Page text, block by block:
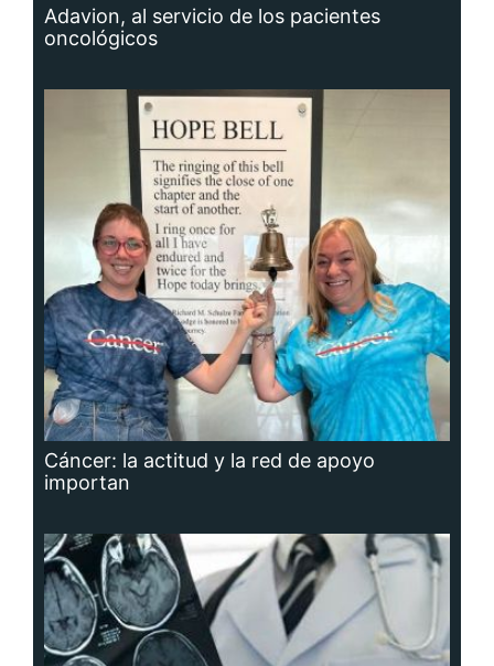
Adavion, al servicio de los pacientes
oncológicos
Cáncer: la actitud y la red de apoyo
importan